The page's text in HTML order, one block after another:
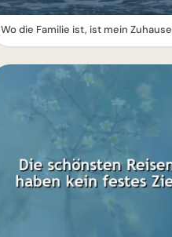
Wo die Familie ist, ist mein Zuhause